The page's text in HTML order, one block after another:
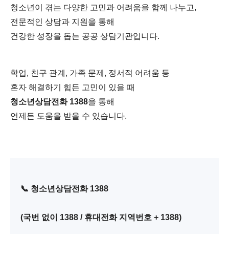
청소년이 겪는 다양한 고민과 어려움을 함께 나누고,
전문적인 상담과 지원을 통해
건강한 성장을 돕는 공공 상담기관입니다.
학업, 친구 관계, 가족 문제, 정서적 어려움 등
혼자 해결하기 힘든 고민이 있을 때
청소년상담전화 1388을 통해
언제든 도움을 받을 수 있습니다.
📞 청소년상담전화 1388
(국번 없이 1388 / 휴대전화 지역번호 + 1388)